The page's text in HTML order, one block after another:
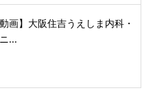
画】大阪住吉うえしま内科・
...